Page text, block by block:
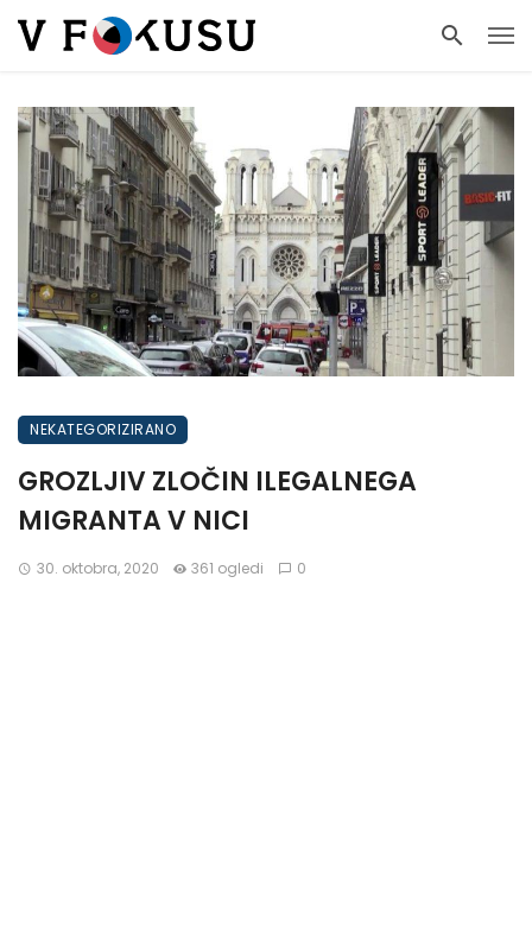
NEKATEGORIZIRANO
GROZLJIV ZLOČIN ILEGALNEGA
MIGRANTA V NICI
30. oktobra, 2020 361 ogledi 0